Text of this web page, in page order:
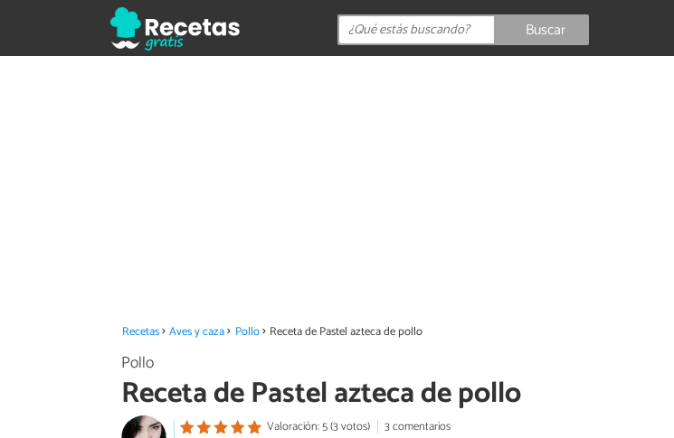
Buscar
Recetas Aves y caza Pollo Receta de Pastel azteca de pollo
Pollo
Receta de Pastel azteca de pollo
Valoración: 5 (3 votos)
3 comentarios